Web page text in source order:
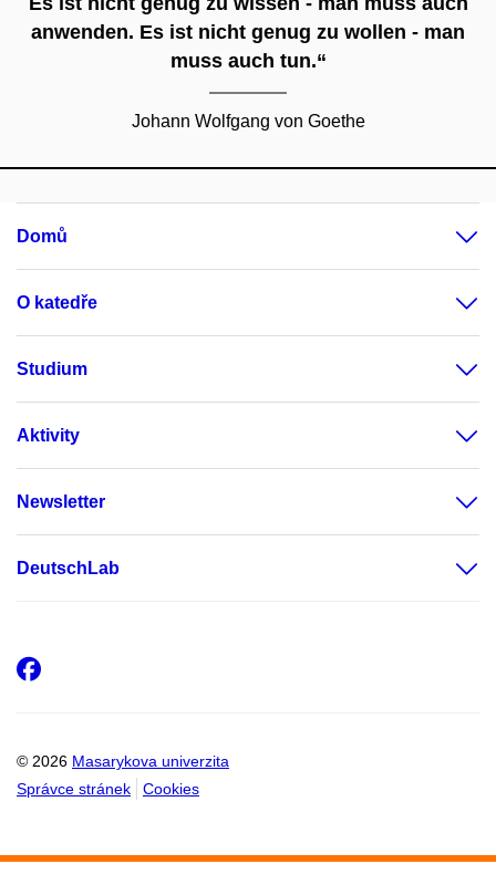
anwenden. Es ist nicht genug zu wollen - man
muss auch tun.“
Johann Wolfgang von Goethe
Domů
O katedře
Studium
Aktivity
Newsletter
DeutschLab
© 2026 Masarykova univerzita
Správce stránek
Cookies
Facebook